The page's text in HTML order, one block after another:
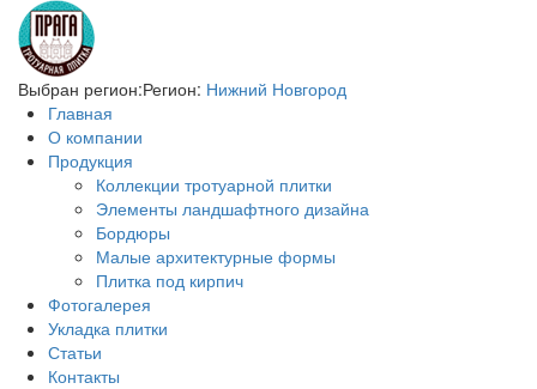
Выбран регион:Регион: Нижний Новгород
Главная
О компании
Продукция
Коллекции тротуарной плитки
Элементы ландшафтного дизайна
Бордюры
Малые архитектурные формы
Плитка под кирпич
Фотогалерея
Укладка плитки
Статьи
Контакты